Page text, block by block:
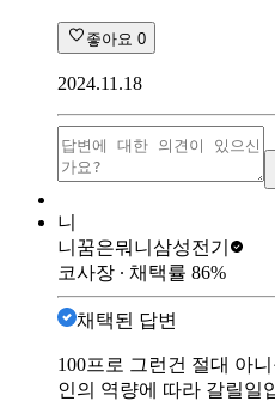
좋아요 0
2024.11.18
니
니꿈은뭐니 삼성전기
코사장 ∙ 채택률 86%
채택된 답변
100프로 그런건 절대 아
인의 역량에 따라 갈릴일